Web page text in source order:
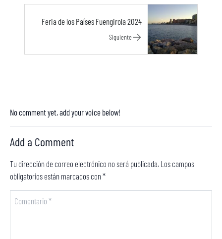
Feria de los Países Fuengirola 2024
Siguiente
No comment yet, add your voice below!
Add a Comment
Tu dirección de correo electrónico no será publicada. Los campos
obligatorios están marcados con *